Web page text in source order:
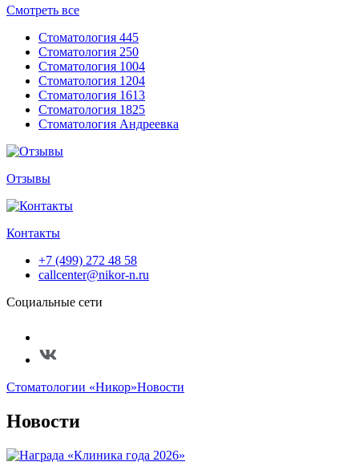
Смотреть все
Стоматология 445
Стоматология 250
Стоматология 1004
Стоматология 1204
Стоматология 1613
Стоматология 1825
Стоматология Андреевка
Отзывы
Контакты
+7 (499) 272 48 58
callcenter@nikor-n.ru
Социальные сети
Стоматологии «Никор»Новости
Новости